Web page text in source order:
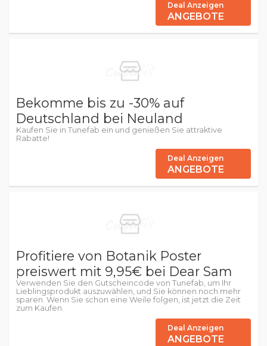
Deal Anzeigen
ANGEBOTE
Bekomme bis zu -30% auf
Deutschland bei Neuland
Kaufen Sie in Tunefab ein und genießen Sie attraktive
Rabatte!
Deal Anzeigen
ANGEBOTE
Profitiere von Botanik Poster
preiswert mit 9,95€ bei Dear Sam
Verwenden Sie den Gutscheincode von Tunefab, um Ihr
Lieblingsprodukt auszuwählen, und Sie können noch mehr
sparen. Wenn Sie schon eine Weile folgen, ist jetzt die Zeit
zum Kaufen.
Deal Anzeigen
ANGEBOTE